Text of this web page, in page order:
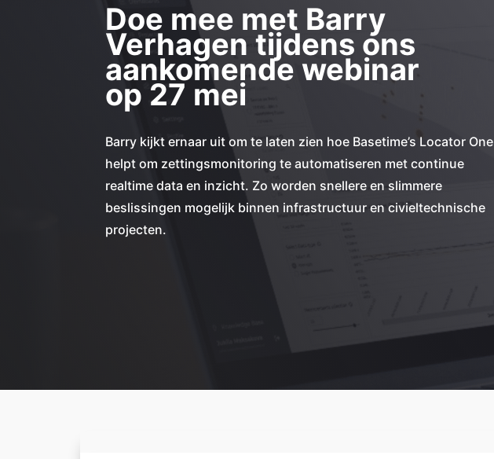
Doe mee met Barry
Verhagen tijdens ons
aankomende webinar
op 27 mei
Barry kijkt ernaar uit om te laten zien hoe Basetime’s Locator One
helpt om zettingsmonitoring te automatiseren met continue
realtime data en inzicht. Zo worden snellere en slimmere
beslissingen mogelijk binnen infrastructuur en civieltechnische
projecten.